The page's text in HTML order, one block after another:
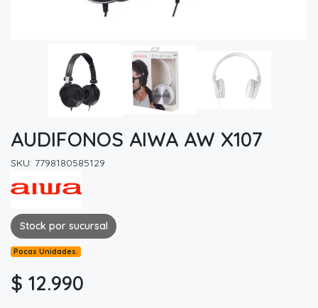
AUDIFONOS AIWA AW X107
SKU: 7798180585129
Stock por sucursal
Pocas Unidades.
$ 12.990